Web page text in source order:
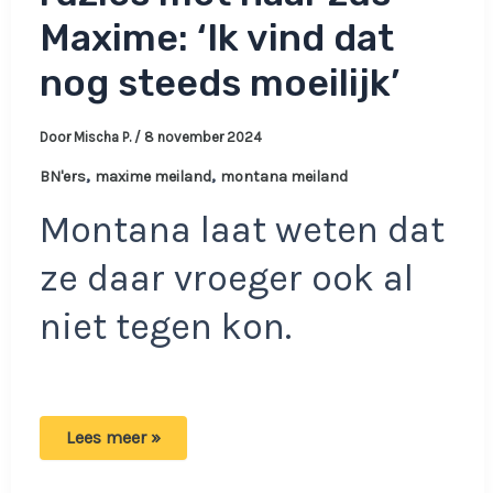
Maxime: ‘Ik vind dat
nog steeds moeilijk’
Door Mischa P. / 8 november 2024
BN'ers, maxime meiland, montana meiland
Montana laat weten dat
ze daar vroeger ook al
niet tegen kon.
Montana
Lees meer »